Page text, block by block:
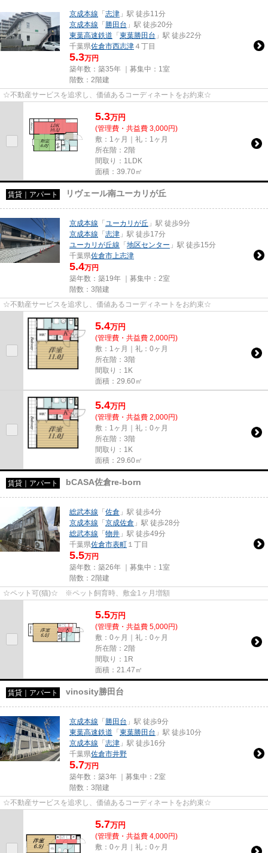
京成本線 「 志津 」駅 徒歩11分
京成本線 「 勝田台 」駅 徒歩20分
東葉高速鉄道 「 東葉勝田台 」駅 徒歩22分
千葉県佐倉市西志津 ４丁目
5.3万円
築年数：築35年 ｜募集中： 1室
階数：2階建
☆不動産サービスを追求し、価値あるコーディネートをお約束☆
5.3万円
(管理費・共益費 3,000円)
敷：1ヶ月｜礼：1ヶ月
所在階：2階
間取り：1LDK
面積：39.70㎡
賃貸｜アパート リヴェール南ユーカリが丘
京成本線 「 ユーカリが丘 」駅 徒歩9分
京成本線 「 志津 」駅 徒歩17分
ユーカリが丘線 「 地区センター 」駅 徒歩15分
千葉県佐倉市上志津
5.4万円
築年数：築19年 ｜募集中： 2室
階数：3階建
☆不動産サービスを追求し、価値あるコーディネートをお約束☆
5.4万円
(管理費・共益費 2,000円)
敷：1ヶ月｜礼：0ヶ月
所在階：3階
間取り：1K
面積：29.60㎡
5.4万円
(管理費・共益費 2,000円)
敷：1ヶ月｜礼：0ヶ月
所在階：3階
間取り：1K
面積：29.60㎡
賃貸｜アパート bCASA佐倉re-born
総武本線 「 佐倉 」駅 徒歩4分
京成本線 「 京成佐倉 」駅 徒歩28分
総武本線 「 物井 」駅 徒歩49分
千葉県佐倉市表町 １丁目
5.5万円
築年数：築26年 ｜募集中： 1室
階数：2階建
☆ペット可(猫)☆ ※ペット飼育時、敷金1ヶ月増額
5.5万円
(管理費・共益費 5,000円)
敷：0ヶ月｜礼：0ヶ月
所在階：2階
間取り：1R
面積：21.47㎡
賃貸｜アパート vinosity勝田台
京成本線 「 勝田台 」駅 徒歩9分
東葉高速鉄道 「 東葉勝田台 」駅 徒歩10分
京成本線 「 志津 」駅 徒歩16分
千葉県佐倉市井野
5.7万円
築年数：築3年 ｜募集中： 2室
階数：3階建
☆不動産サービスを追求し、価値あるコーディネートをお約束☆
5.7万円
(管理費・共益費 4,000円)
敷：0ヶ月｜礼：0ヶ月